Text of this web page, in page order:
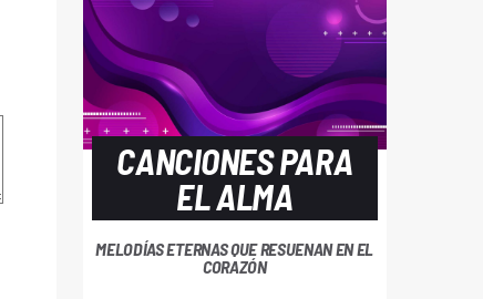
CANCIONES PARA
EL ALMA
MELODÍAS ETERNAS QUE RESUENAN EN EL
CORAZÓN